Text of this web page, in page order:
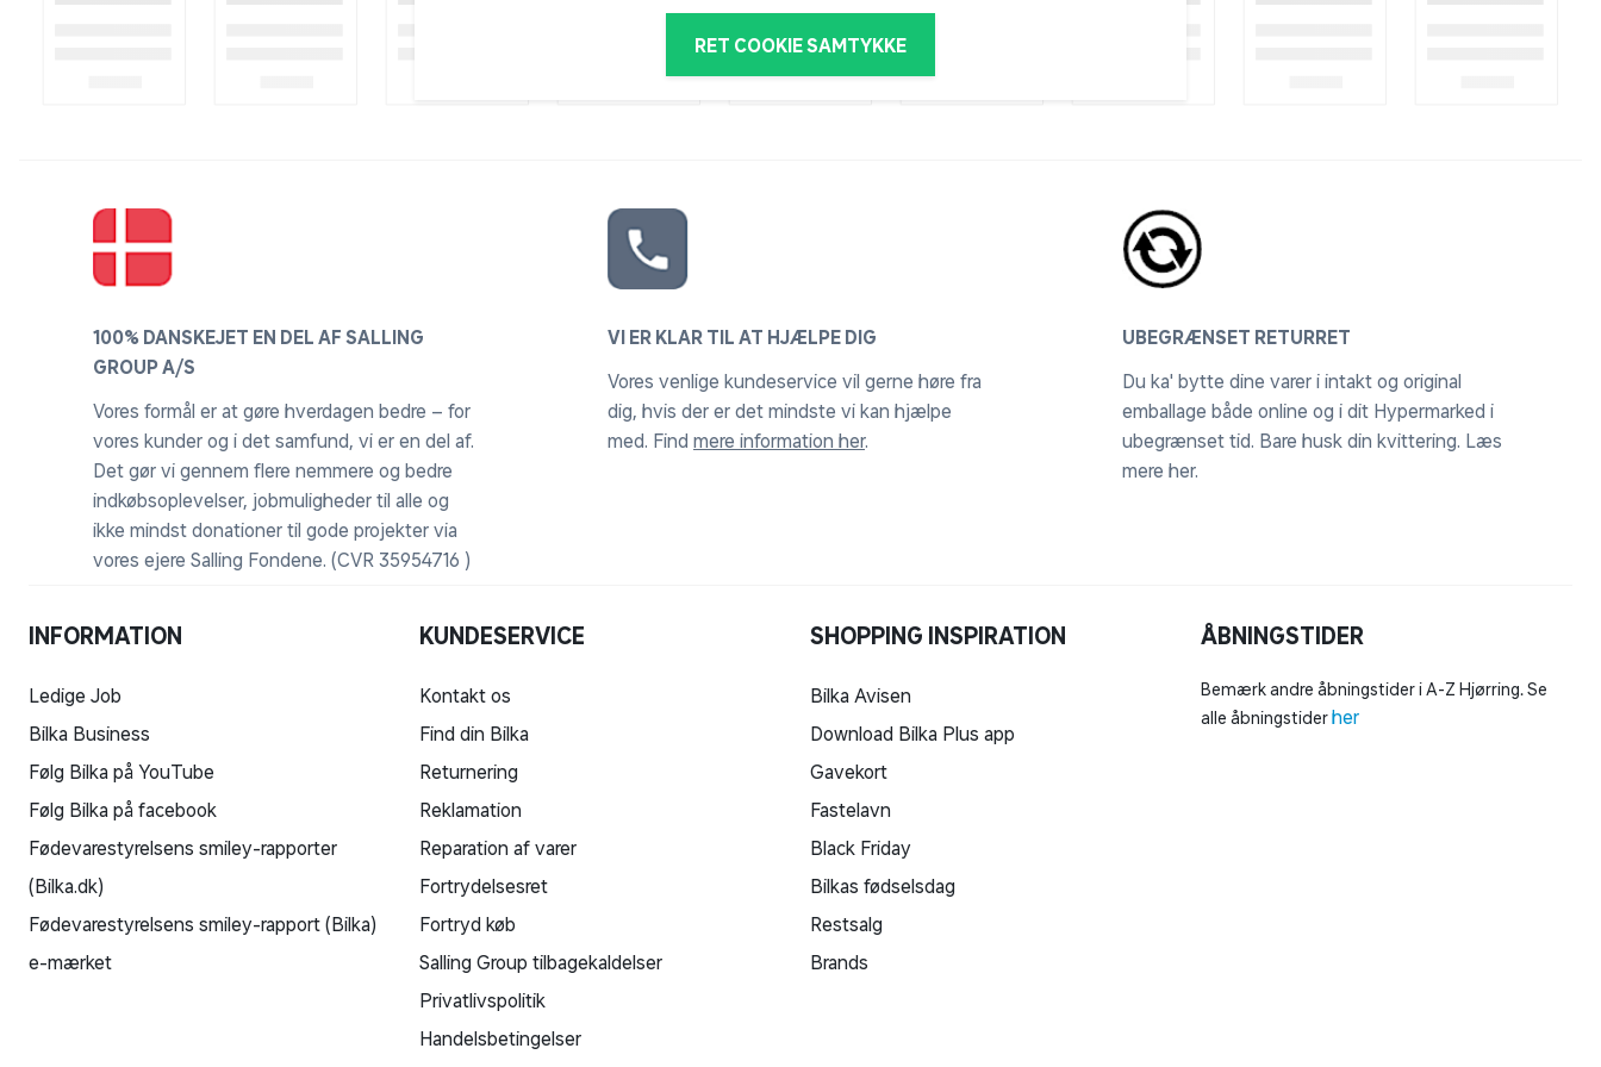
RET COOKIE SAMTYKKE
100% DANSKEJET EN DEL AF SALLING
GROUP A/S
Vores formål er at gøre hverdagen bedre – for
vores kunder og i det samfund, vi er en del af.
Det gør vi gennem flere nemmere og bedre
indkøbsoplevelser, jobmuligheder til alle og
ikke mindst donationer til gode projekter via
vores ejere Salling Fondene. (CVR 35954716 )
VI ER KLAR TIL AT HJÆLPE DIG
Vores venlige kundeservice vil gerne høre fra
dig, hvis der er det mindste vi kan hjælpe
med. Find mere information her.
UBEGRÆNSET RETURRET
Du ka' bytte dine varer i intakt og original
emballage både online og i dit Hypermarked i
ubegrænset tid. Bare husk din kvittering. Læs
mere her.
INFORMATION
Ledige Job
Bilka Business
Følg Bilka på YouTube
Følg Bilka på facebook
Fødevarestyrelsens smiley-rapporter
(Bilka.dk)
Fødevarestyrelsens smiley-rapport (Bilka)
e-mærket
KUNDESERVICE
Kontakt os
Find din Bilka
Returnering
Reklamation
Reparation af varer
Fortrydelsesret
Fortryd køb
Salling Group tilbagekaldelser
Privatlivspolitik
Handelsbetingelser
SHOPPING INSPIRATION
Bilka Avisen
Download Bilka Plus app
Gavekort
Fastelavn
Black Friday
Bilkas fødselsdag
Restsalg
Brands
ÅBNINGSTIDER
Bemærk andre åbningstider i A-Z Hjørring. Se
alle åbningstiderher